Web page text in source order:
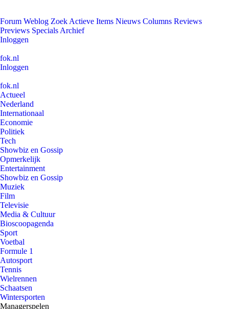
Forum Weblog Zoek Actieve Items Nieuws Columns Reviews
Previews Specials Archief
Inloggen
fok.nl
Inloggen
fok.nl
Actueel
Nederland
Internationaal
Economie
Politiek
Tech
Showbiz en Gossip
Opmerkelijk
Entertainment
Showbiz en Gossip
Muziek
Film
Televisie
Media & Cultuur
Bioscoopagenda
Sport
Voetbal
Formule 1
Autosport
Tennis
Wielrennen
Schaatsen
Wintersporten
Managerspelen